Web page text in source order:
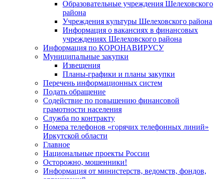
Образовательные учреждения Шелеховского
района
Учреждения культуры Шелеховского района
Информация о вакансиях в финансовых
учреждениях Шелеховского района
Информация по КОРОНАВИРУСУ
Муниципальные закупки
Извещения
Планы-графики и планы закупки
Перечень информационных систем
Подать обращение
Содействие по повышению финансовой
грамотности населения
Служба по контракту
Номера телефонов «горячих телефонных линий»
Иркутской области
Главное
Национальные проекты России
Осторожно, мошенники!
Информация от министерств, ведомств, фондов,